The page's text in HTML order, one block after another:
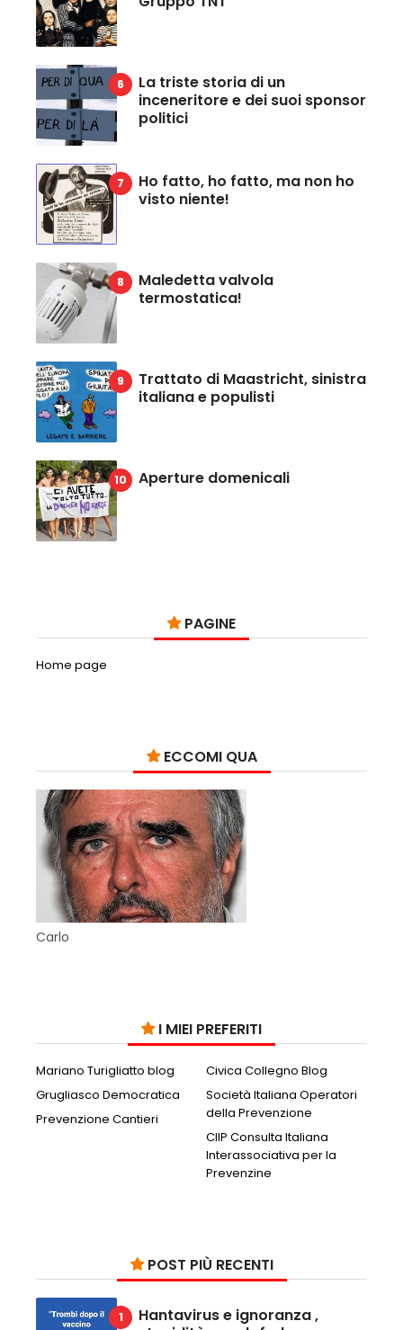
La triste storia di un
inceneritore e dei suoi sponsor
politici
Ho fatto, ho fatto, ma non ho
visto niente!
Maledetta valvola
termostatica!
Trattato di Maastricht, sinistra
italiana e populisti
Aperture domenicali
PAGINE
Home page
ECCOMI QUA
Carlo
I MIEI PREFERITI
Mariano Turigliatto blog
Civica Collegno Blog
Grugliasco Democratica
Società Italiana Operatori
della Prevenzione
Prevenzione Cantieri
CIIP Consulta Italiana
Interassociativa per la
Prevenzine
POST PIÙ RECENTI
Hantavirus e ignoranza ,